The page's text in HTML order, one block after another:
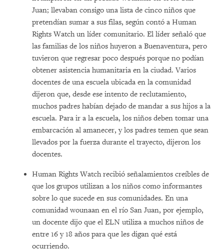
Juan; llevaban consigo una lista de cinco niños que
pretendían sumar a sus filas, según contó a Human
Rights Watch un líder comunitario. El líder señaló que
las familias de los niños huyeron a Buenaventura, pero
tuvieron que regresar poco después porque no podían
obtener asistencia humanitaria en la ciudad. Varios
docentes de una escuela ubicada en la comunidad
dijeron que, desde ese intento de reclutamiento,
muchos padres habían dejado de mandar a sus hijos a la
escuela. Para ir a la escuela, los niños deben tomar una
embarcación al amanecer, y los padres temen que sean
llevados por la fuerza durante el trayecto, dijeron los
docentes.
Human Rights Watch recibió señalamientos creíbles de
que los grupos utilizan a los niños como informantes
sobre lo que sucede en sus comunidades. En una
comunidad wounaan en el río San Juan, por ejemplo,
un docente dijo que el ELN utiliza a muchos niños de
entre 16 y 18 años para que les digan qué está
ocurriendo.